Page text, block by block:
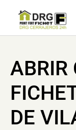
ABRIR
DE